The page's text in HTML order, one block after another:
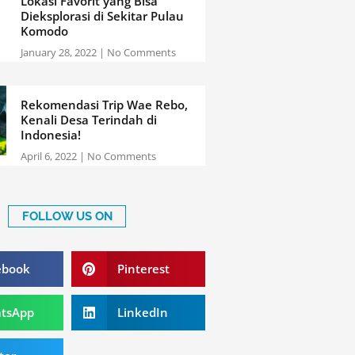
Dieksplorasi di Sekitar Pulau
Komodo
January 28, 2022 No Comments
Rekomendasi Trip Wae Rebo,
Kenali Desa Terindah di
Indonesia!
April 6, 2022 No Comments
FOLLOW US ON
Share
on
pinterest
Pinterest
LinkedIn